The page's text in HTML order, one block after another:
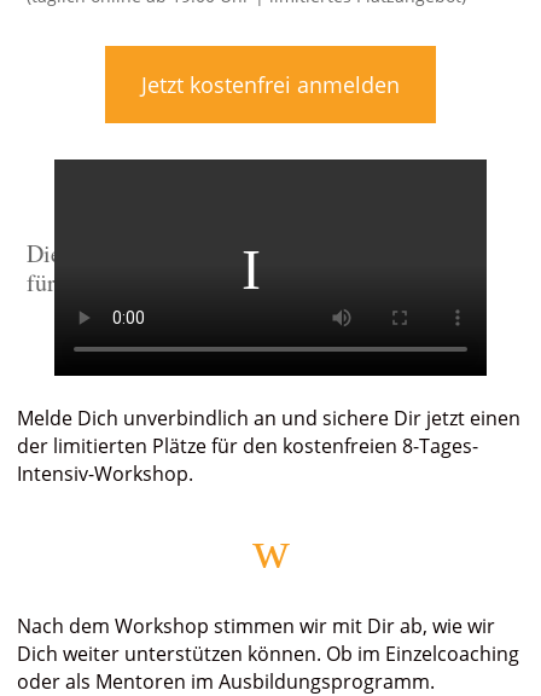
Jetzt kostenfrei anmelden
Die nächsten Schritte
für deinen Erfolg

Melde Dich unverbindlich an und sichere Dir jetzt einen
der limitierten Plätze für den kostenfreien 8-Tages-
Intensiv-Workshop.
w
Nach dem Workshop stimmen wir mit Dir ab, wie wir
Dich weiter unterstützen können. Ob im Einzelcoaching
oder als Mentoren im Ausbildungsprogramm.